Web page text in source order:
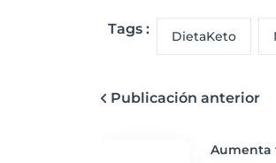
Tags : DietaKeto
Publicación anterior
Aumenta